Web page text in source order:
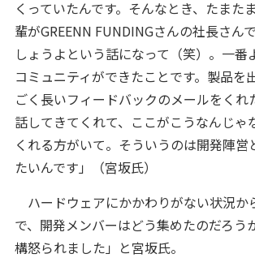
くっていたんです。そんなとき、たまた
輩がGREENN FUNDINGさんの社長さん
しょうよという話になって（笑）。一番
コミュニティができたことです。製品を
ごく長いフィードバックのメールをくれ
話してきてくれて、ここがこうなんじゃ
くれる方がいて。そういうのは開発陣営
たいんです」（宮坂氏）
ハードウェアにかかわりがない状況か
で、開発メンバーはどう集めたのだろう
構怒られました」と宮坂氏。